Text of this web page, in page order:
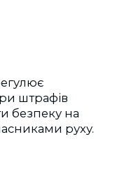
штрафів
безпеку на
руху.